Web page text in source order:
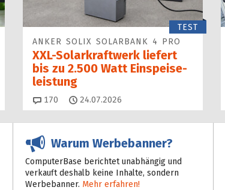
TEST
ANKER SOLIX SOLARBANK 4 PRO
XXL-Solarkraftwerk liefert
bis zu 2.500 Watt Einspeise­
leistung
170 Kommentare
24.07.2026
Warum Werbebanner?
ComputerBase berichtet unabhängig und
verkauft deshalb keine Inhalte, sondern
Werbebanner. Mehr erfahren!